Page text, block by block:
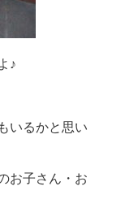
♪
いるかと思い
お子さん・お